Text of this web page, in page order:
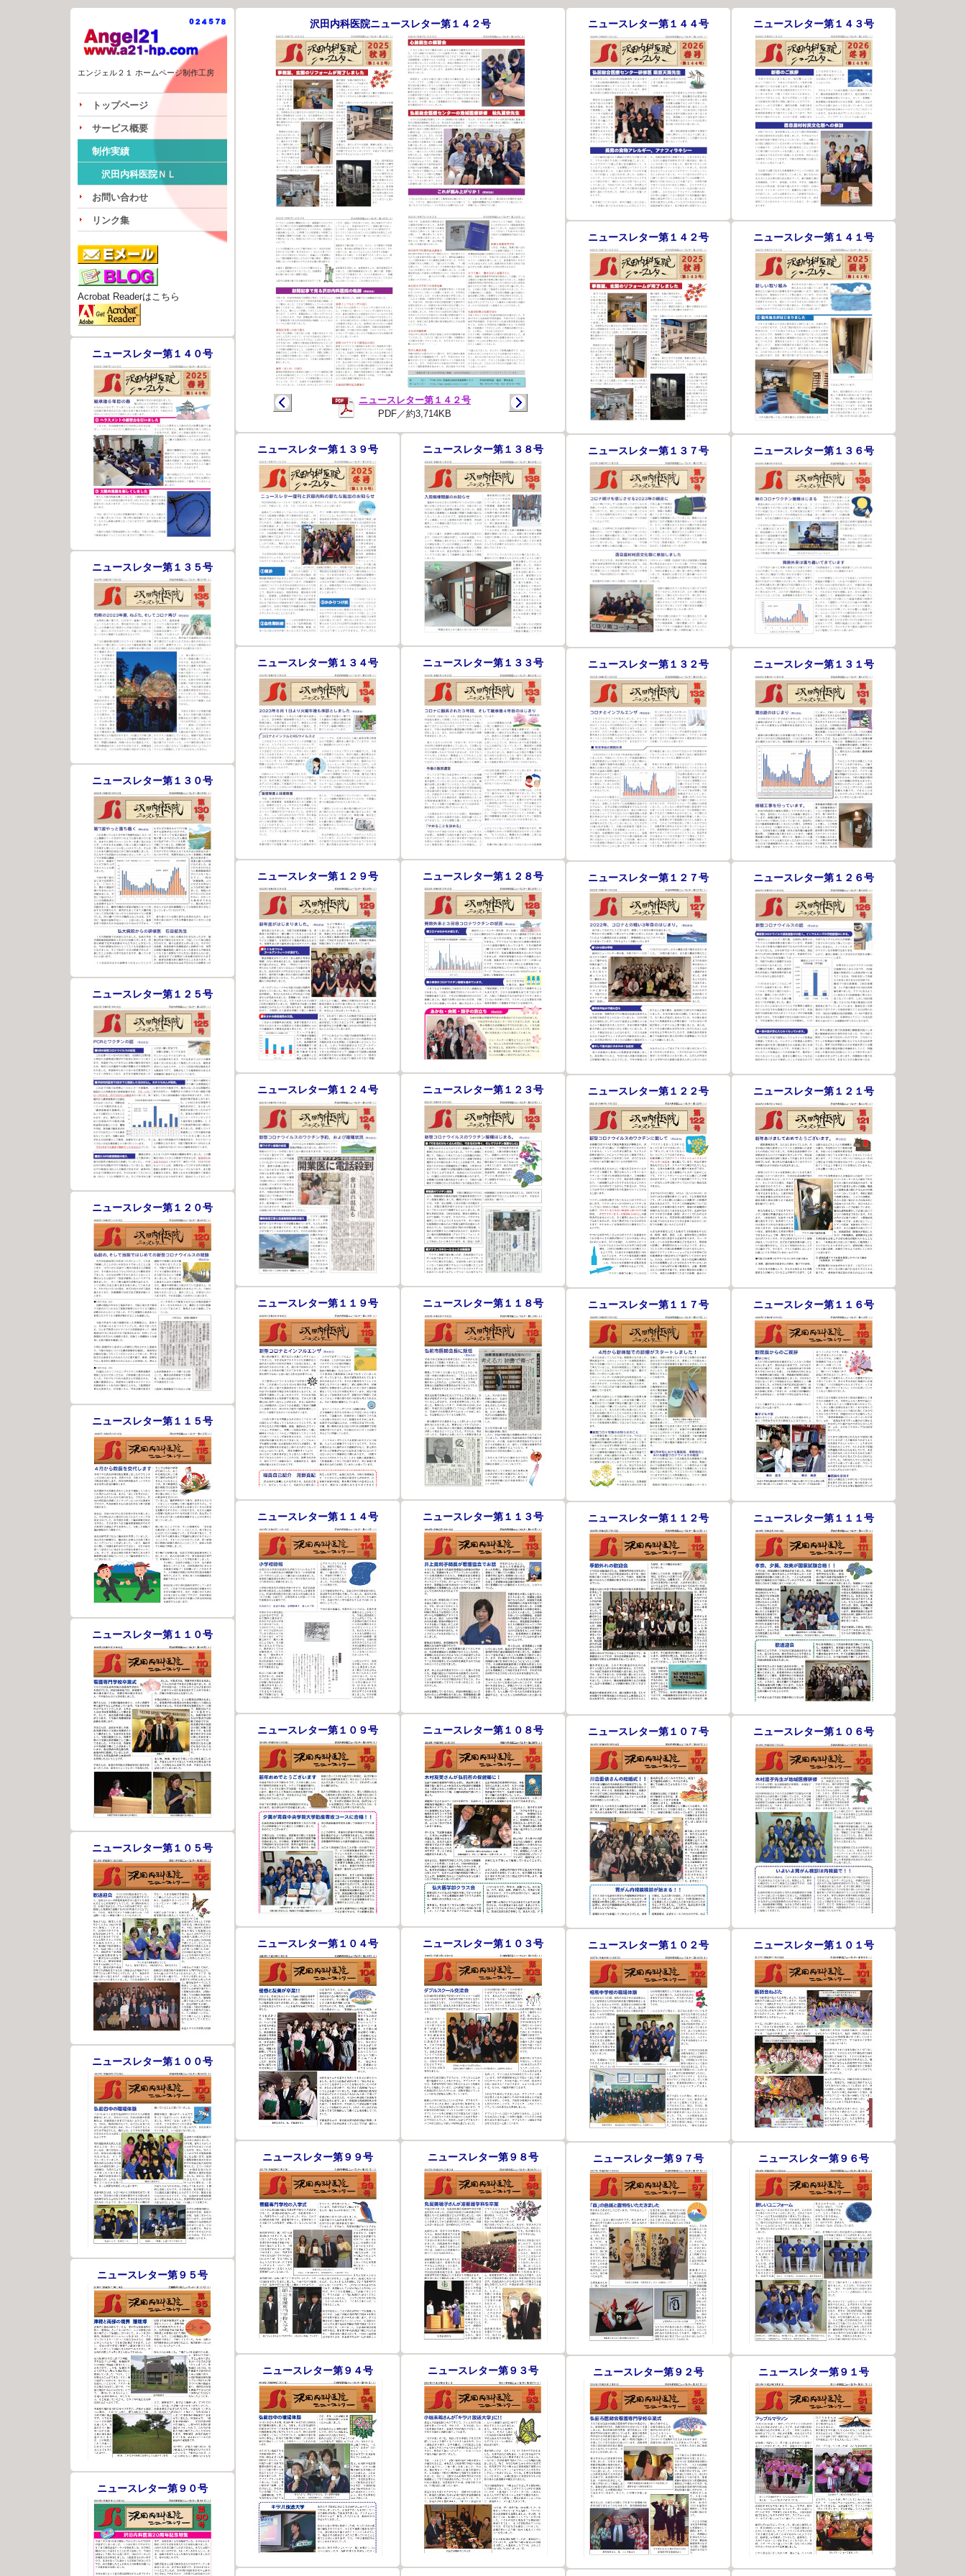
エンジェル２１ ホームページ制作工房
トップページ
サービス概要
制作実績
沢田内科医院ＮＬ
お問い合わせ
リンク集
Acrobat Readerはこちら
沢田内科医院ニュースレター第１４２号
ニュースレター第１４２号
PDF／約3,714KB
ニュースレター第１４４号 ニュースレター第１４３号
ニュースレター第１４２号 ニュースレター第１４１号
ニュースレター第１４０号
ニュースレター第１３９号 ニュースレター第１３８号 ニュースレター第１３７号 ニュースレター第１３６号
ニュースレター第１３５号
ニュースレター第１３４号 ニュースレター第１３３号 ニュースレター第１３２号 ニュースレター第１３１号
ニュースレター第１３０号
ニュースレター第１２９号 ニュースレター第１２８号 ニュースレター第１２７号 ニュースレター第１２６号
ニュースレター第１２５号
ニュースレター第１２４号 ニュースレター第１２３号 ニュースレター第１２２号 ニュースレター第１２１号
ニュースレター第１２０号
ニュースレター第１１９号 ニュースレター第１１８号 ニュースレター第１１７号 ニュースレター第１１６号
ニュースレター第１１５号
ニュースレター第１１４号 ニュースレター第１１３号 ニュースレター第１１２号 ニュースレター第１１１号
ニュースレター第１１０号
ニュースレター第１０９号 ニュースレター第１０８号 ニュースレター第１０７号 ニュースレター第１０６号
ニュースレター第１０５号
ニュースレター第１０４号 ニュースレター第１０３号 ニュースレター第１０２号 ニュースレター第１０１号
ニュースレター第１００号
ニュースレター第９９号 ニュースレター第９８号 ニュースレター第９７号 ニュースレター第９６号
ニュースレター第９５号
ニュースレター第９４号 ニュースレター第９３号 ニュースレター第９２号 ニュースレター第９１号
ニュースレター第９０号